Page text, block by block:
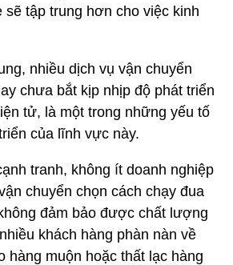
sẽ tập trung hơn cho việc kinh
nhiều dịch vụ vận chuyển
chưa bắt kịp nhịp độ phát triển
tử, là một trong những yếu tố
của lĩnh vực này.
tranh, không ít doanh nghiệp
chuyển chọn cách chạy đua
đảm bảo được chất lượng
khách hàng phàn nàn về
hàng muộn hoặc thất lạc hàng